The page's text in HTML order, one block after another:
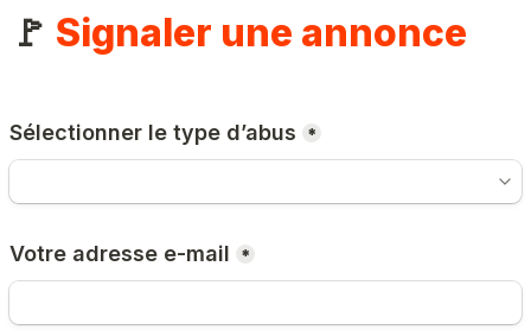
🚩 Signaler une annonce
Sélectionner le type d’abus *
Votre adresse e-mail *